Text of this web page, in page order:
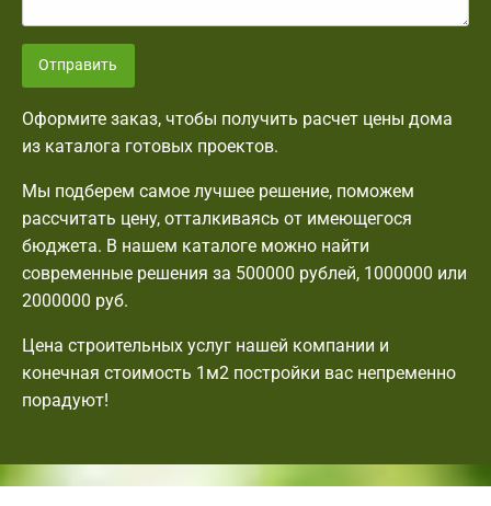
Отправить
Оформите заказ, чтобы получить расчет цены дома
из каталога готовых проектов.
Мы подберем самое лучшее решение, поможем
рассчитать цену, отталкиваясь от имеющегося
бюджета. В нашем каталоге можно найти
современные решения за 500000 рублей, 1000000 или
2000000 руб.
Цена строительных услуг нашей компании и
конечная стоимость 1м2 постройки вас непременно
порадуют!